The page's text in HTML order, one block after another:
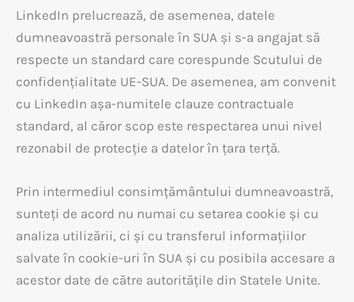
LinkedIn prelucrează, de asemenea, datele
dumneavoastră personale în SUA și s-a angajat să
respecte un standard care corespunde Scutului de
confidențialitate UE-SUA. De asemenea, am convenit
cu LinkedIn așa-numitele clauze contractuale
standard, al căror scop este respectarea unui nivel
rezonabil de protecție a datelor în țara terță.
Prin intermediul consimțământului dumneavoastră,
sunteți de acord nu numai cu setarea cookie și cu
analiza utilizării, ci și cu transferul informațiilor
salvate în cookie-uri în SUA și cu posibila accesare a
acestor date de către autoritățile din Statele Unite.